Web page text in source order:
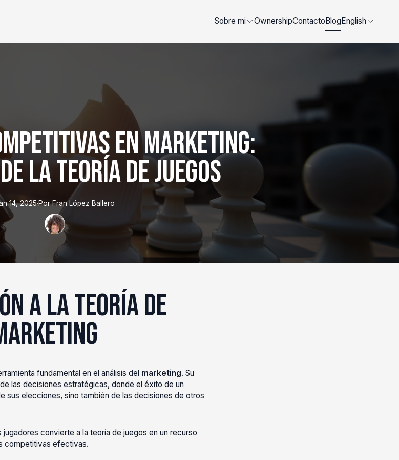
Sobre mi OwnershipContactoBlogEnglish
en Marketing:
la Teoría de Juegos
14, 2025·Por Fran López Ballero
a la Teoría de
fundamental en el análisis del marketing. Su
las decisiones estratégicas, donde el éxito de un
sus elecciones, sino también de las decisiones de otros
convierte a la teoría de juegos en un recurso
competitivas efectivas.